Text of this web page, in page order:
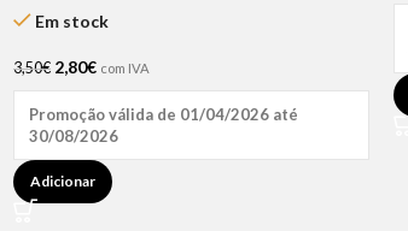
Em stock
3,50€ 2,80€ com IVA
Promoção válida de 01/04/2026 até
30/08/2026
Adicionar